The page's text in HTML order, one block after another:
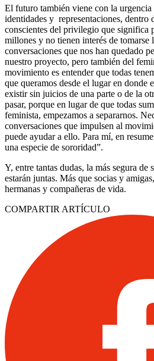
El futuro también viene con la urgencia
identidades y representaciones, dentro
conscientes del privilegio que significa
millones y no tienen interés de
conversaciones que nos han quedado
nuestro proyecto, pero también del
movimiento es entender que todas
que queramos desde el lugar en donde
existir sin juicios de una parte o de la
pasar, porque en lugar de que todas
feminista, empezamos a separarnos.
conversaciones que impulsen al
puede ayudar a ello. Para mí, en
una especie de sororidad”.
Y, entre tantas dudas, la más segura de
estarán juntas. Más que socias y
hermanas y compañeras de vida.
COMPARTIR ARTÍCULO